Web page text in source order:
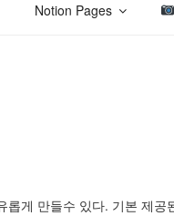
Notion Pages
게 만들수 있다. 기본 제